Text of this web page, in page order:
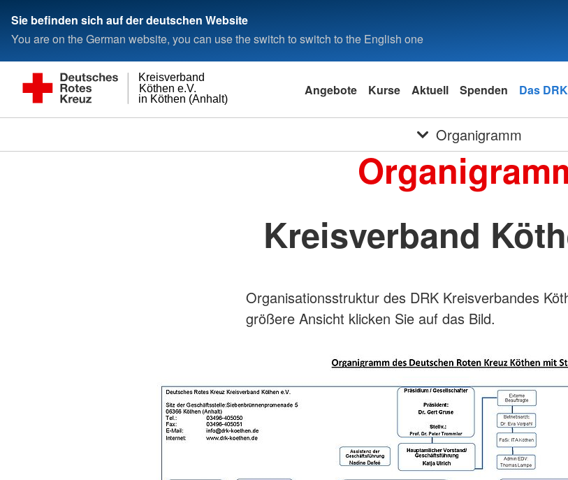
Sie befinden sich auf der deutschen Website
You are on the German website, you can use the switch to switch to the English one
in Köthen (Anhalt)
Köthen e.V.
Kreisverband
Angebote Kurse Aktuell Spenden Das DRK
Organigramm
Kreisverband
Organisationsstruktur des DRK Kreisverbandes
größere Ansicht klicken Sie auf das Bild.